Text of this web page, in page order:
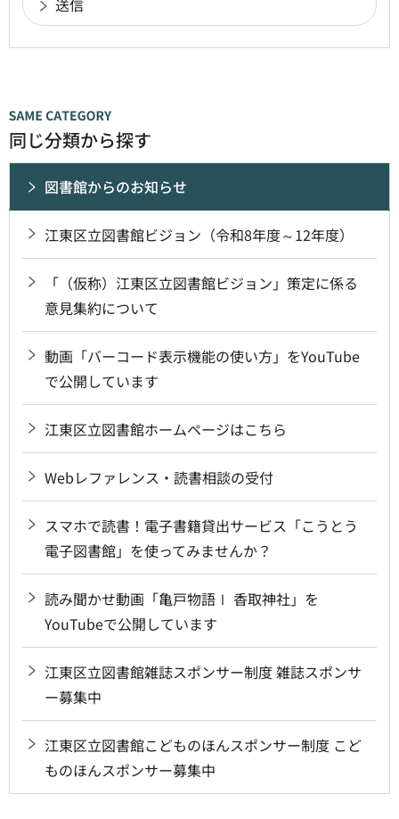
同じ分類から探す
図書館からのお知らせ
江東区立図書館ビジョン（令和8年度～12年度）
「（仮称）江東区立図書館ビジョン」策定に係る
意見集約について
動画「バーコード表示機能の使い方」をYouTube
で公開しています
江東区立図書館ホームページはこちら
Webレファレンス・読書相談の受付
スマホで読書！電子書籍貸出サービス「こうとう
電子図書館」を使ってみませんか？
読み聞かせ動画「亀戸物語Ⅰ 香取神社」を
YouTubeで公開しています
江東区立図書館雑誌スポンサー制度 雑誌スポンサ
ー募集中
江東区立図書館こどものほんスポンサー制度 こど
ものほんスポンサー募集中